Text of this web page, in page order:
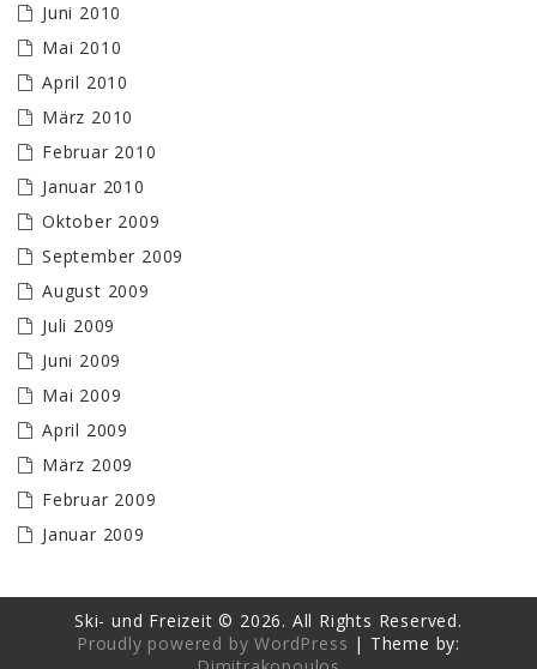
Juni 2010
Mai 2010
April 2010
März 2010
Februar 2010
Januar 2010
Oktober 2009
September 2009
August 2009
Juli 2009
Juni 2009
Mai 2009
April 2009
März 2009
Februar 2009
Januar 2009
Ski- und Freizeit © 2026. All Rights Reserved.
Proudly powered by WordPress | Theme by: